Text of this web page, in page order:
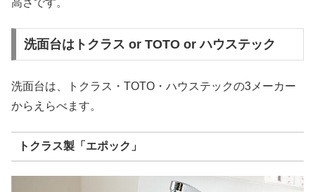
洗面台はトクラス or TOTO or ハウステック
洗面台は、トクラス・TOTO・ハウステックの3メーカー
からえらべます。
トクラス製「エポック」